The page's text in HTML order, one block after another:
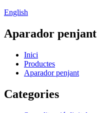
English
Aparador penjant
Inici
Productes
Aparador penjant
Categories